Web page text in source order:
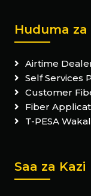
Huduma
Airtime
Self Services
Customer
Fiber
T-PESA
Saa za Kazi